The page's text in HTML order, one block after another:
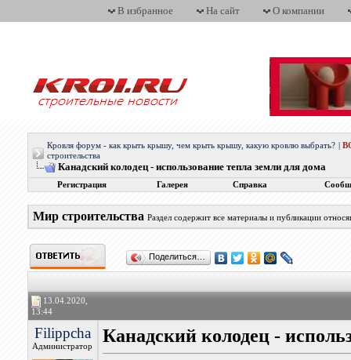
В избранное На сайт О компании
Кровля форум - как крыть крышу, чем крыть крышу, какую кровлю выбрать?
строительства
Канадский колодец - использование тепла земли для дома
Регистрация Галерея Справка
Мир строительства Раздел содержит все материалы и публикации
Поделиться…
13.04.2020,
13:44
Filippcha
Администратор
Канадский колодец -